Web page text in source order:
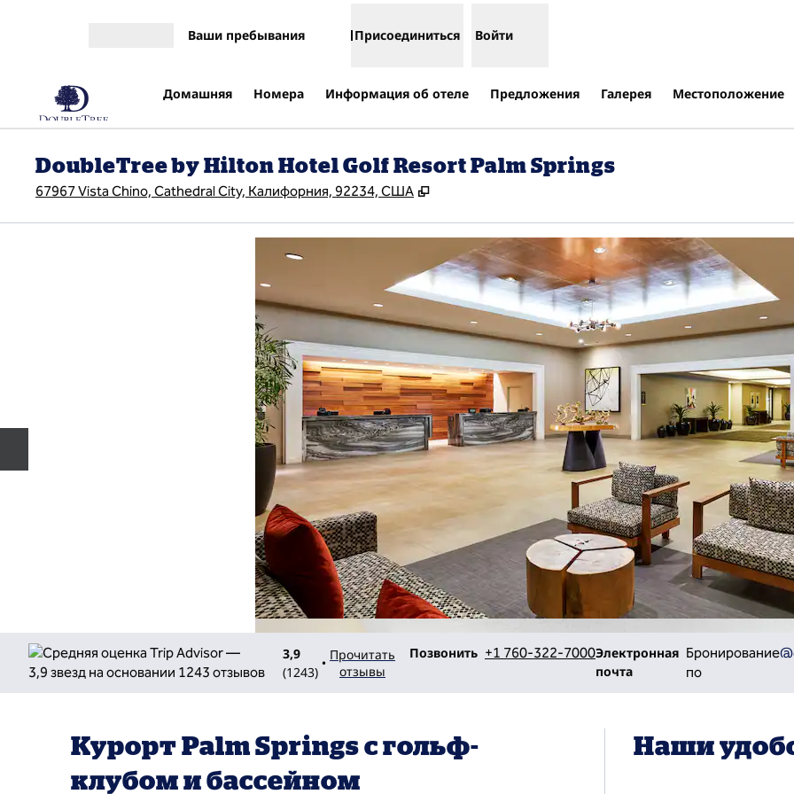
Ваши пребывания Присоединиться Войти
Домашняя Номера Информация об отеле Предложения Галерея Местоположение
DoubleTree by Hilton Hotel Golf Resort Palm Springs
67967 Vista Chino, Cathedral City, Калифорния, 92234, США ,
3,9
(1243)
• Прочитать
отзывы
Позвонить
Звоните +1 760-322-7000Электронная
почта
Бронирование
по
электронной почте
Курорт Palm Springs с гольф-
клубом и бассейном
Наши